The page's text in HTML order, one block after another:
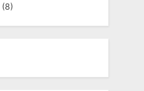
(8)